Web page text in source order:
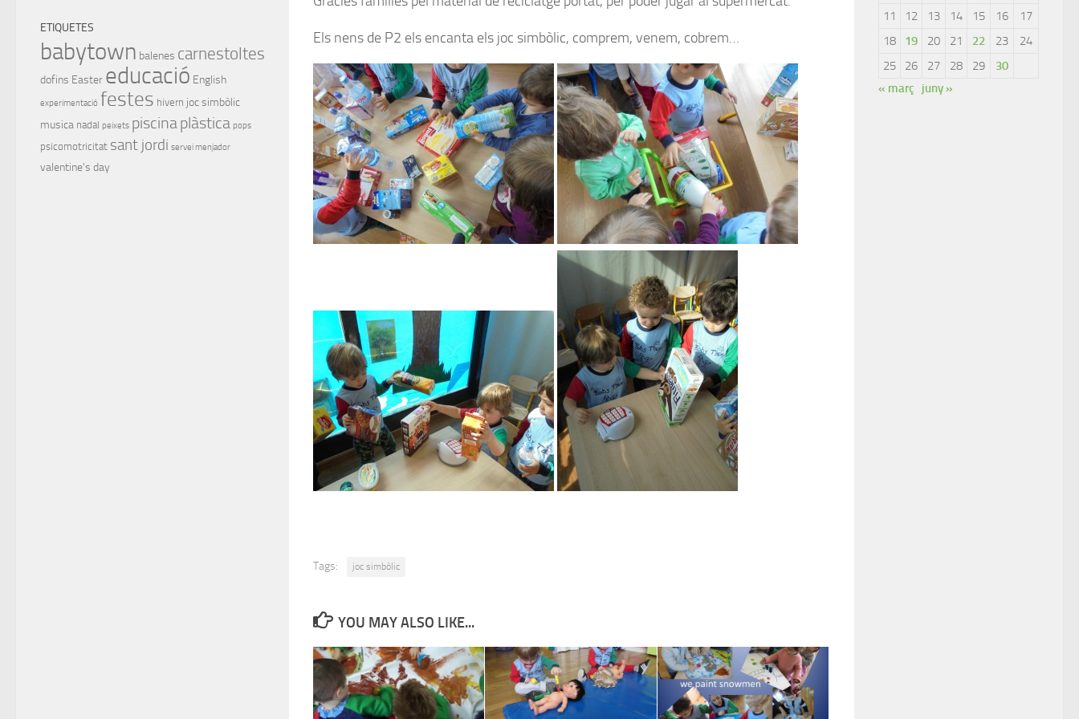
Els nens de P2 els encanta els joc simbòlic, comprem, venem, cobrem…
Tags: joc simbòlic
YOU MAY ALSO LIKE...
ETIQUETES
babytown balenes carnestoltes
dofins Easter educació English
experimentació festes hivern joc simbòlic
musica nadal peixets piscinaplàstica pops
psicomotricitat sant jordi servei menjador
valentine's day
11
12 13 14 15 16
17
18
19 20 21 22 23
24
25
26 27 28 29
30
« març
juny »